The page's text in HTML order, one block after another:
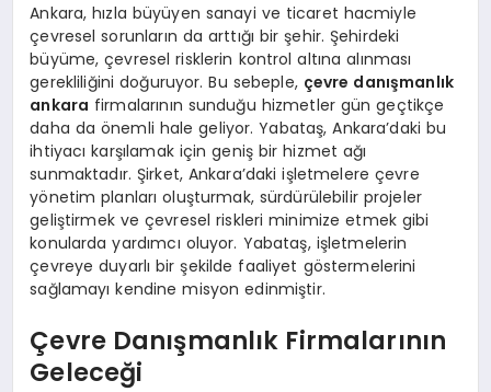
Ankara, hızla büyüyen sanayi ve ticaret hacmiyle
çevresel sorunların da arttığı bir şehir. Şehirdeki
büyüme, çevresel risklerin kontrol altına alınması
gerekliliğini doğuruyor. Bu sebeple, çevre danışmanlık
ankara firmalarının sunduğu hizmetler gün geçtikçe
daha da önemli hale geliyor. Yabataş, Ankara’daki bu
ihtiyacı karşılamak için geniş bir hizmet ağı
sunmaktadır. Şirket, Ankara’daki işletmelere çevre
yönetim planları oluşturmak, sürdürülebilir projeler
geliştirmek ve çevresel riskleri minimize etmek gibi
konularda yardımcı oluyor. Yabataş, işletmelerin
çevreye duyarlı bir şekilde faaliyet göstermelerini
sağlamayı kendine misyon edinmiştir.
Çevre Danışmanlık Firmalarının
Geleceği